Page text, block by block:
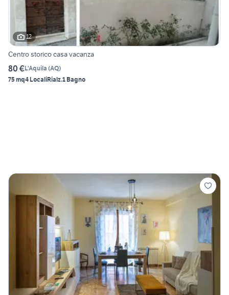
12
Centro storico casa vacanza
80 €L'Aquila (AQ)
75 mq4 LocaliRialz.1 Bagno